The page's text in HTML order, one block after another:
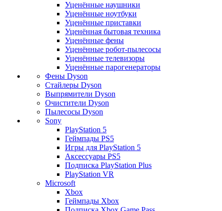
Уценённые наушники
Уценённые ноутбуки
Уценённые приставки
Уценённая бытовая техника
Уценённые фены
Уценённые робот-пылесосы
Уценённые телевизоры
Уценённые парогенераторы
Фены Dyson
Стайлеры Dyson
Выпрямители Dyson
Очистители Dyson
Пылесосы Dyson
Sony
PlayStation 5
Геймпады PS5
Игры для PlayStation 5
Аксессуары PS5
Подписка PlayStation Plus
PlayStation VR
Microsoft
Xbox
Геймпады Xbox